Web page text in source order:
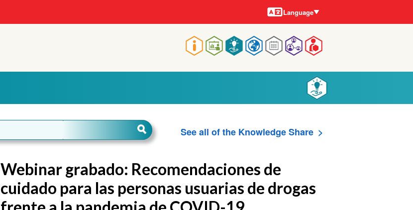
Main
navigation
Languages
Language
See all of the Knowledge Share
Webinar grabado: Recomendaciones de
cuidado para las personas usuarias de drogas